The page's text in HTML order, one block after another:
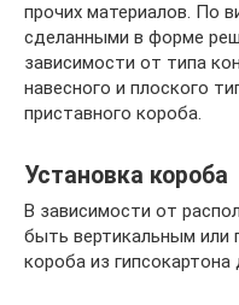
прочих материалов. По
сделанными в форме
зависимости от типа
навесного и плоского
приставного короба.
Установка короба
В зависимости от
быть вертикальным или
короба из